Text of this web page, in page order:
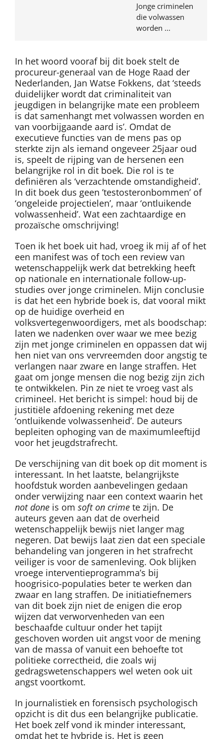
Jonge criminelen
die volwassen
worden ...
In het woord vooraf bij dit boek stelt de
procureur-generaal van de Hoge Raad der
Nederlanden, Jan Watse Fokkens, dat ‘steeds
duidelijker wordt dat criminaliteit van
jeugdigen in belangrijke mate een probleem
is dat samenhangt met volwassen worden en
van voorbijgaande aard is’. Omdat de
executieve functies van de mens pas op
sterkte zijn als iemand ongeveer 25jaar oud
is, speelt de rijping van de hersenen een
belangrijke rol in dit boek. Die rol is te
definiëren als ‘verzachtende omstandigheid’.
In dit boek dus geen ’testosteronbommen’ of
‘ongeleide projectielen’, maar ‘ontluikende
volwassenheid’. Wat een zachtaardige en
prozaïsche omschrijving!
Toen ik het boek uit had, vroeg ik mij af of het
een manifest was of toch een review van
wetenschappelijk werk dat betrekking heeft
op nationale en internationale follow-up-
studies over jonge criminelen. Mijn conclusie
is dat het een hybride boek is, dat vooral mikt
op de huidige overheid en
volksvertegenwoordigers, met als boodschap:
laten we nadenken over waar we mee bezig
zijn met jonge criminelen en oppassen dat wij
hen niet van ons vervreemden door angstig te
verlangen naar zware en lange straffen. Het
gaat om jonge mensen die nog bezig zijn zich
te ontwikkelen. Pin ze niet te vroeg vast als
crimineel. Het bericht is simpel: houd bij de
justitiële afdoening rekening met deze
‘ontluikende volwassenheid’. De auteurs
bepleiten ophoging van de maximumleeftijd
voor het jeugdstrafrecht.
De verschijning van dit boek op dit moment is
interessant. In het laatste, belangrijkste
hoofdstuk worden aanbevelingen gedaan
onder verwijzing naar een context waarin het
not done is om soft on crime te zijn. De
auteurs geven aan dat de overheid
wetenschappelijk bewijs niet langer mag
negeren. Dat bewijs laat zien dat een speciale
behandeling van jongeren in het strafrecht
veiliger is voor de samenleving. Ook blijken
vroege interventieprogramma’s bij
hoogrisico-populaties beter te werken dan
zwaar en lang straffen. De initiatiefnemers
van dit boek zijn niet de enigen die erop
wijzen dat verworvenheden van een
beschaafde cultuur onder het tapijt
geschoven worden uit angst voor de mening
van de massa of vanuit een behoefte tot
politieke correctheid, die zoals wij
gedragswetenschappers wel weten ook uit
angst voortkomt.
In journalistiek en forensisch psychologisch
opzicht is dit dus een belangrijke publicatie.
Het boek zelf vond ik minder interessant,
omdat het te hybride is. Het is geen